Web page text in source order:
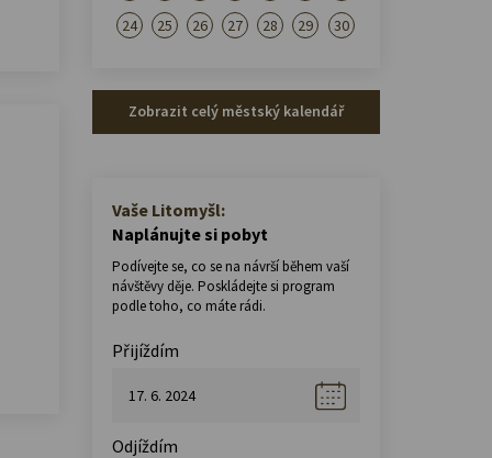
24
25 26 27 28 29 30
Zobrazit celý městský kalendář
Vaše Litomyšl:
Naplánujte si pobyt
Podívejte se, co se na návrší během vaší
návštěvy děje. Poskládejte si program
podle toho, co máte rádi.
Přijíždím
Odjíždím